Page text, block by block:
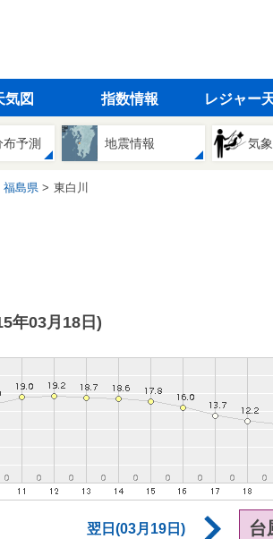
気図 指数情報 レジャー
予測 地震情報 気
福島県 東白川
年03月18日)
翌日(03月19日) 台